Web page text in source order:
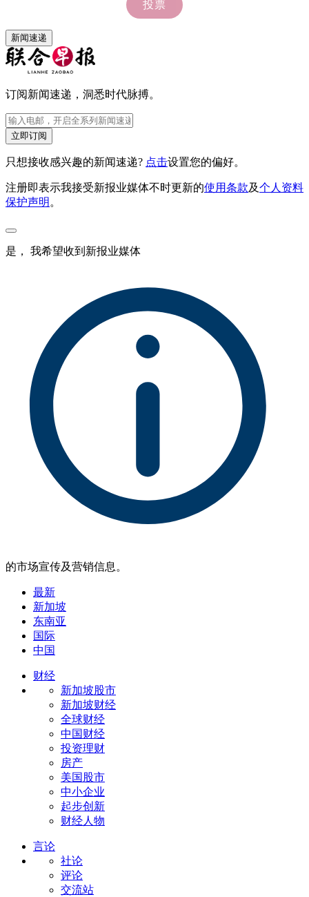
新闻速递
订阅新闻速递，洞悉时代脉搏。
立即订阅
只想接收感兴趣的新闻速递? 点击设置您的偏好。
注册即表示我接受新报业媒体不时更新的使用条款及个人资料
保护声明 。
是， 我希望收到新报业媒体
的市场宣传及营销信息。
最新
新加坡
东南亚
国际
中国
财经
新加坡股市
新加坡财经
全球财经
中国财经
投资理财
房产
美国股市
中小企业
起步创新
财经人物
言论
社论
评论
交流站